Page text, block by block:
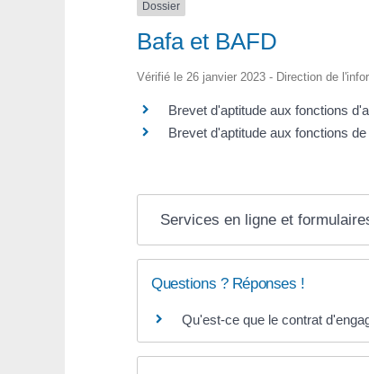
Dossier
Bafa et BAFD
Vérifié le 26 janvier 2023 - Direction de
Brevet d'aptitude aux fonctions
Brevet d'aptitude aux fonctions
Services en ligne et
Questions ? Réponses !
Qu'est-ce que le contrat